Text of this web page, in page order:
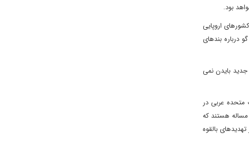
اروپایی
درباره بندهای
بایدن نمی
عربی در
مساله هستند که
بالقوه